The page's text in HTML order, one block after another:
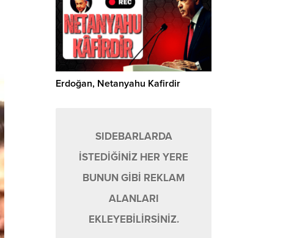
Erdoğan, Netanyahu Kafirdir
SIDEBARLARDA
İSTEDİĞİNİZ HER YERE
BUNUN GİBİ REKLAM
ALANLARI
EKLEYEBİLİRSİNİZ.